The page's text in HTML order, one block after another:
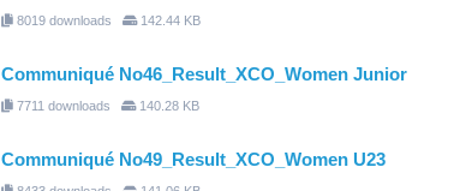
8019 downloads 142.44 KB
Communiqué No46_Result_XCO_Women Junior
7711 downloads 140.28 KB
Communiqué No49_Result_XCO_Women U23